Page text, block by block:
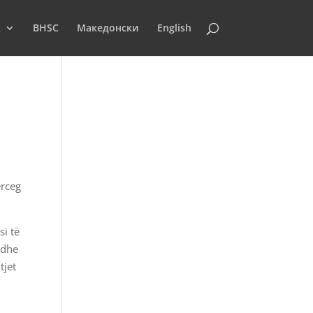
BHSC Македонски English
të